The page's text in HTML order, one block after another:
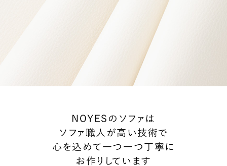
NOYESのソファは
ソファ職人が高い技術で
心を込めて一つ一つ丁寧に
お作りしています